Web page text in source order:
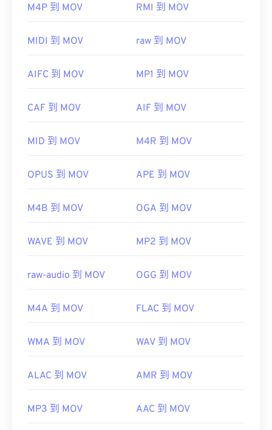
其他可以開啟RMVB檔案的軟體包括VLC媒體播放器
RMVB是專有格式，而且相對少見；主要用於本地播
實用連結：
https://www.realnetworks.com/
請注意，還有兩種檔案類型也使用 MOV 副檔名。它
種文件類型彼此無關，一種已過時，另一種與線上遊
實用連結：
https://developer.apple.com/library/archive/
M4P 到 MOV RMI 到 MOV
MIDI 到 MOV raw 到 MOV
AIFC 到 MOV MP1 到 MOV
CAF 到 MOV AIF 到 MOV
MID 到 MOV M4R 到 MOV
OPUS 到 MOV APE 到 MOV
M4B 到 MOV OGA 到 MOV
WAVE 到 MOV MP2 到 MOV
raw-audio 到 MOV OGG 到 MOV
M4A 到 MOV FLAC 到 MOV
WMA 到 MOV WAV 到 MOV
ALAC 到 MOV AMR 到 MOV
MP3 到 MOV AAC 到 MOV